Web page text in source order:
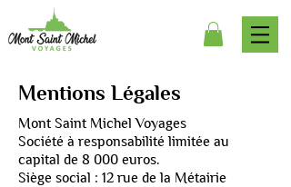
Mentions Légales
Mont Saint Michel Voyages
Société à responsabilité limitée au
capital de 8 000 euros.
Siège social : 12 rue de la Métairie